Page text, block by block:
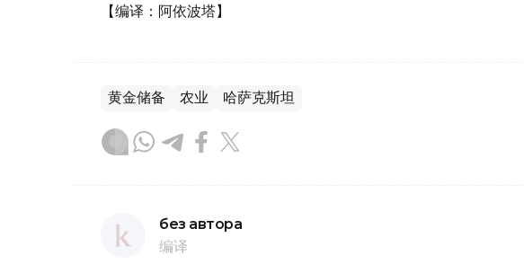
【编译：阿依波塔】
黄金储备 农业 哈萨克斯坦
без автора
编译